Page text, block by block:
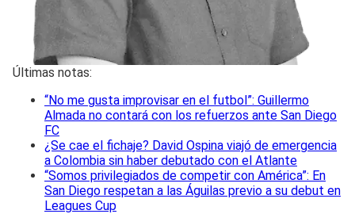
Últimas notas:
“No me gusta improvisar en el futbol”: Guillermo
Almada no contará con los refuerzos ante San Diego
FC
¿Se cae el fichaje? David Ospina viajó de emergencia
a Colombia sin haber debutado con el Atlante
“Somos privilegiados de competir con América”: En
San Diego respetan a las Águilas previo a su debut en
Leagues Cup